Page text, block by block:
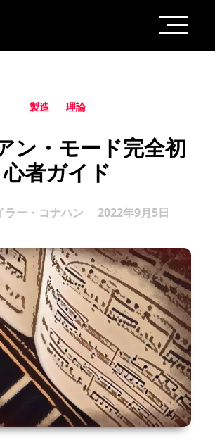
製造 理論
ン・モード完全初
心者ガイド
ラー・コナハン 2022年9月5日